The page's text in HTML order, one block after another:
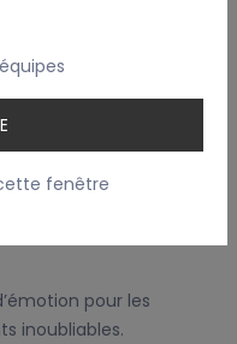
ou texte multi-lignes
pour les
inoubliables.
fenêtre